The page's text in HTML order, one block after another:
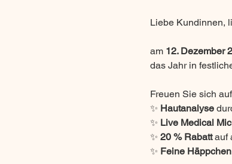
Liebe Kundinnen,
am 12. Dezember
das Jahr in
Freuen Sie sich
✨ Hautanalyse
✨ Live Medical
✨ 20 % Rabatt auf
✨ Feine